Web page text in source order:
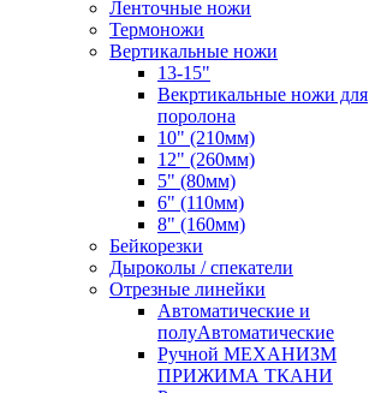
Ленточные ножи
Термоножи
Вертикальные ножи
13-15"
Векртикальные ножи для
поролона
10" (210мм)
12" (260мм)
5" (80мм)
6" (110мм)
8" (160мм)
Бейкорезки
Дыроколы / спекатели
Отрезные линейки
Автоматические и
полуАвтоматические
Ручной МЕХАНИЗМ
ПРИЖИМА ТКАНИ